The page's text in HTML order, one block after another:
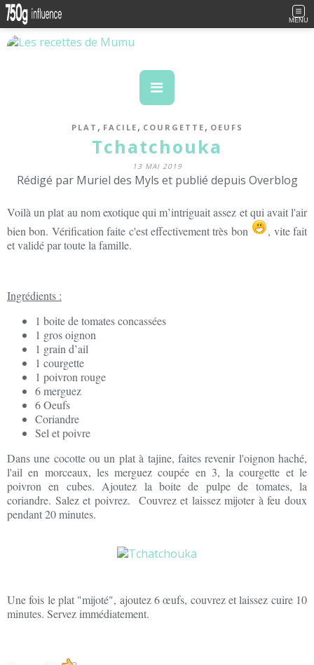
MENU
PLAT , FACILE , COURGETTE , OEUFS
Tchatchouka
13 MAI 2019
Rédigé par Muriel des Myls et publié depuis Overblog
Voilà un plat au nom exotique qui m’intriguait assez et qui avait l'air
bien bon. Vérification faite c'est effectivement très bon
, vite fait
et validé par toute la famille.
Ingrédients :
1 boite de tomates concassées
1 gros oignon
1 grain d’ail
1 courgette
1 poivron rouge
6 merguez
6 Oeufs
Coriandre
Sel et poivre
Dans une cocotte ou un plat à tajine, faites revenir l'oignon haché,
l'ail en morceaux, les merguez coupée en 3, la courgette et le
poivron en cubes. Ajoutez la boite de pulpe de tomates, la
coriandre. Salez et poivrez. Couvrez et laissez mijoter à feu doux
pendant 20 minutes.
Une fois le plat "mijoté", ajoutez 6 œufs, couvrez et laissez cuire 10
minutes. Servez immédiatement.